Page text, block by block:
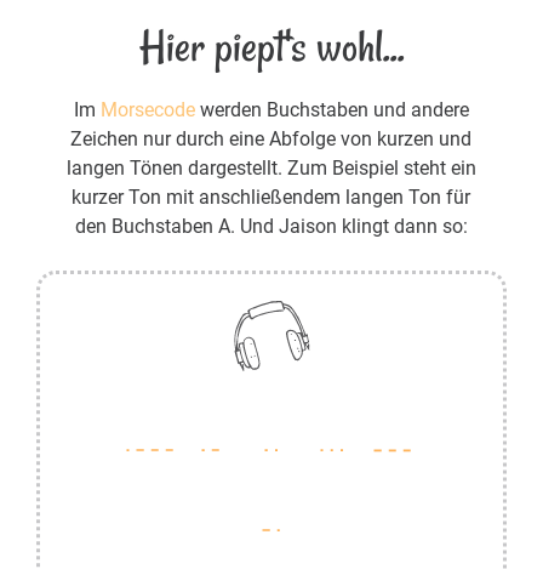
Hier piept's wohl...
Im Morsecodewerden Buchstaben und andere
Zeichen nur durch eine Abfolge von kurzen und
langen Tönen dargestellt. Zum Beispiel steht ein
kurzer Ton mit anschließendem langen Ton für
den Buchstaben A. Und Jaison klingt dann so: